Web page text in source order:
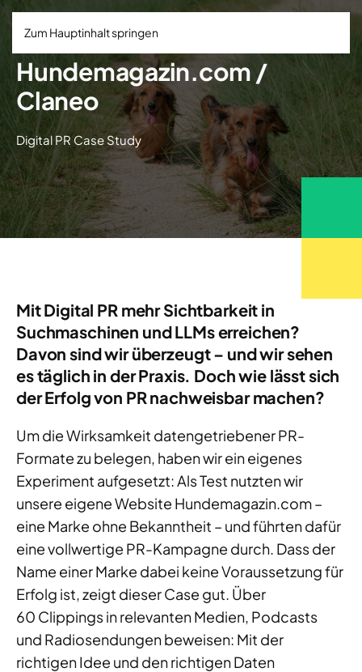
Zum Hauptinhalt springen
Hundemagazin.com /
Claneo
Digital PR Case Study
Mit Digital PR mehr Sichtbarkeit in
Suchmaschinen und LLMs erreichen?
Davon sind wir überzeugt – und wir sehen
es täglich in der Praxis. Doch wie lässt sich
der Erfolg von PR nachweisbar machen?
Um die Wirksamkeit datengetriebener PR-
Formate zu belegen, haben wir ein eigenes
Experiment aufgesetzt:Als Test nutzten wir
unsere eigene Website Hundemagazin.com–
eine Marke ohne Bekanntheit – und führten dafür
eine vollwertige PR-Kampagne durch. Dass der
Name einer Marke dabei keine Voraussetzung für
Erfolg ist, zeigt dieser Case gut. Über
60 Clippingsin relevanten Medien, Podcasts
und Radiosendungenbeweisen: Mit der
richtigen Idee und den richtigen Daten